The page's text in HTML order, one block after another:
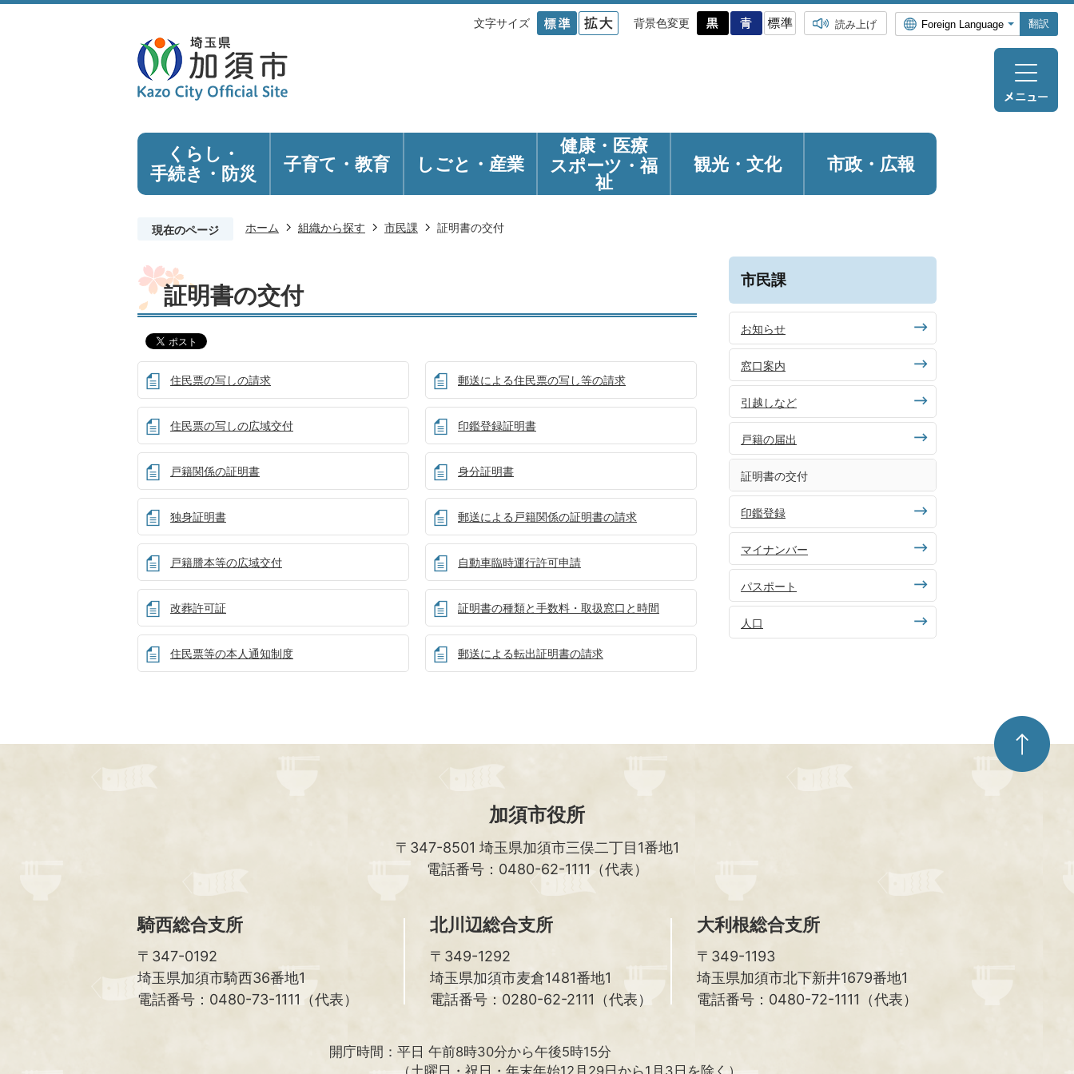
文字サイズ 背景色変更 読み上げ 翻訳
くらし・
手続き ・防災 子育て・教育 しごと・産業
健康・医療
スポーツ・福
祉
観光・ 文化 市政・広報
現在のページ ホーム 組織から探す 市民課 証明書の交付
証明書の交付
住民票の写しの請求 郵送による住民票の写し等の請求
住民票の写しの広域交付 印鑑登録証明書
戸籍関係の証明書 身分証明書
独身証明書 郵送による戸籍関係の証明書の請求
戸籍謄本等の広域交付 自動車臨時運行許可申請
改葬許可証 証明書の種類と手数料・取扱窓口と時間
住民票等の本人通知制度 郵送による転出証明書の請求
市民課
お知らせ
窓口案内
引越しなど
戸籍の届出
証明書の交付
印鑑登録
マイナンバー
パスポート
人口
ペ
ー
ジ
加須市役所
〒347-8501 埼玉県加須市三俣二丁目1番地1
電話番号：0480-62-1111（代表）
騎西総合支所
〒347-0192
埼玉県加須市騎西36番地1
電話番号：0480-73-1111（代表）
北川辺総合支所
〒349-1292
埼玉県加須市麦倉1481番地1
電話番号：0280-62-2111（代表）
大利根総合支所
〒349-1193
埼玉県加須市北下新井1679番地1
電話番号：0480-72-1111（代表）
開庁時間： 平日 午前8時30分から午後5時15分